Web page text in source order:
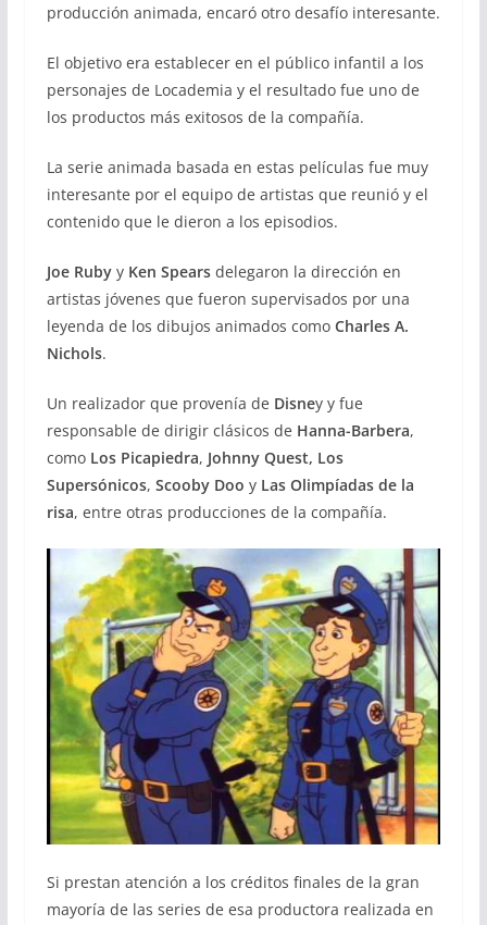
producción animada, encaró otro desafío interesante.
El objetivo era establecer en el público infantil a los
personajes de Locademia y el resultado fue uno de
los productos más exitosos de la compañía.
La serie animada basada en estas películas fue muy
interesante por el equipo de artistas que reunió y el
contenido que le dieron a los episodios.
Joe RubyyKen Spearsdelegaron la dirección en
artistas jóvenes que fueron supervisados por una
leyenda de los dibujos animados como Charles A.
Nichols.
Un realizador que provenía de Disney y fue
responsable de dirigir clásicos de Hanna-Barbera,
comoLos Picapiedra, Johnny Quest, Los
Supersónicos, Scooby Doo yLas Olimpíadas de la
risa, entre otras producciones de la compañía.
Si prestan atención a los créditos finales de la gran
mayoría de las series de esa productora realizada en